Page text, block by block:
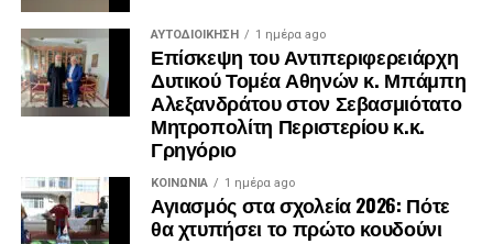
ΑΥΤΟΔΙΟΊΚΗΣΗ 1 ημέρα ago
Επίσκεψη του Αντιπεριφερειάρχη
Δυτικού Τομέα Αθηνών κ. Μπάμπη
Αλεξανδράτου στον Σεβασμιότατο
Μητροπολίτη Περιστερίου κ.κ.
Γρηγόριο
ΚΟΙΝΩΝΊΑ 1 ημέρα ago
Αγιασμός στα σχολεία 2026: Πότε
θα χτυπήσει το πρώτο κουδούνι